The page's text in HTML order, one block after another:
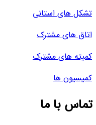
تشکل های استانی
اتاق های مشترک
کمیته های مشترک
کمیسیون ها
تماس با ما